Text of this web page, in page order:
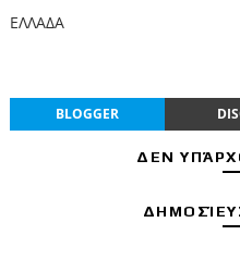
ΕΛΛΑΔΑ
BLOGGER
ΔΕΝ